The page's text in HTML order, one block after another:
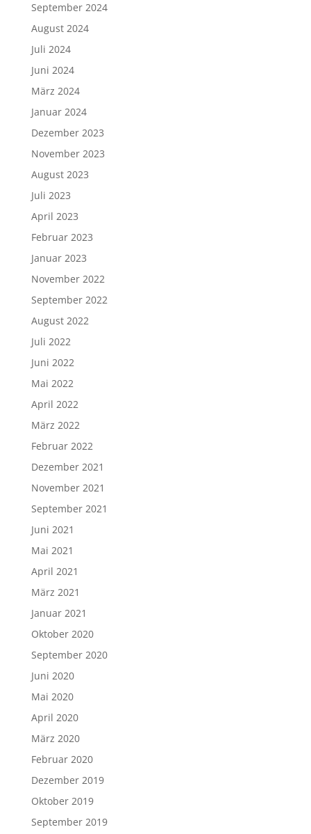
September 2024
August 2024
Juli 2024
Juni 2024
März 2024
Januar 2024
Dezember 2023
November 2023
August 2023
Juli 2023
April 2023
Februar 2023
Januar 2023
November 2022
September 2022
August 2022
Juli 2022
Juni 2022
Mai 2022
April 2022
März 2022
Februar 2022
Dezember 2021
November 2021
September 2021
Juni 2021
Mai 2021
April 2021
März 2021
Januar 2021
Oktober 2020
September 2020
Juni 2020
Mai 2020
April 2020
März 2020
Februar 2020
Dezember 2019
Oktober 2019
September 2019